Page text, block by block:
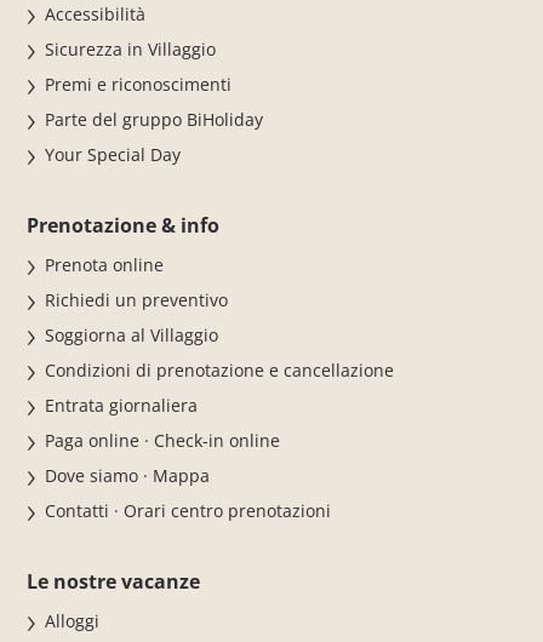
Accessibilità
Sicurezza in Villaggio
Premi e riconoscimenti
Parte del gruppo BiHoliday
Your Special Day
Prenotazione & info
Prenota online
Richiedi un preventivo
Soggiorna al Villaggio
Condizioni di prenotazione e cancellazione
Entrata giornaliera
Paga online · Check-in online
Dove siamo · Mappa
Contatti · Orari centro prenotazioni
Le nostre vacanze
Alloggi